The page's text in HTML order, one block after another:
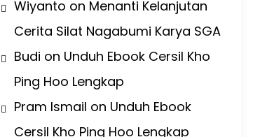
Wiyanto on Menanti Kelanjutan
Cerita Silat Nagabumi Karya SGA
Budi on Unduh Ebook Cersil Kho
Ping Hoo Lengkap
Pram Ismail on Unduh Ebook
Cersil Kho Ping Hoo Lengkap